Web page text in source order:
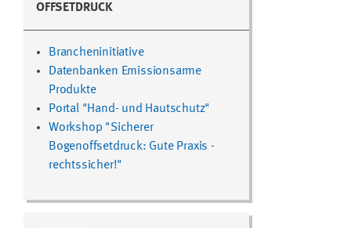
OFFSETDRUCK
Brancheninitiative
Datenbanken Emissionsarme
Produkte
Portal "Hand- und Hautschutz"
Workshop "Sicherer
Bogenoffsetdruck: Gute Praxis -
rechtssicher!"